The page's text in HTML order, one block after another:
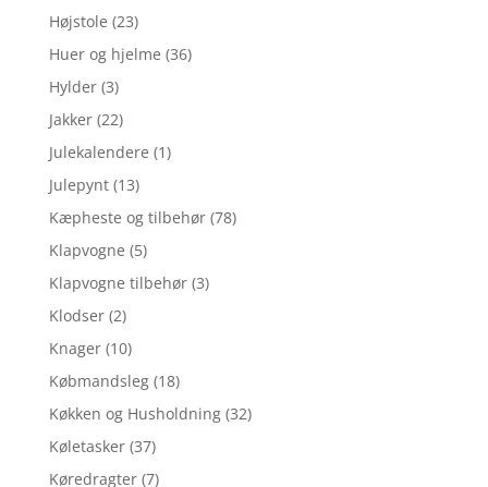
Højstole (23)
Huer og hjelme (36)
Hylder (3)
Jakker (22)
Julekalendere (1)
Julepynt (13)
Kæpheste og tilbehør (78)
Klapvogne (5)
Klapvogne tilbehør (3)
Klodser (2)
Knager (10)
Købmandsleg (18)
Køkken og Husholdning (32)
Køletasker (37)
Køredragter (7)